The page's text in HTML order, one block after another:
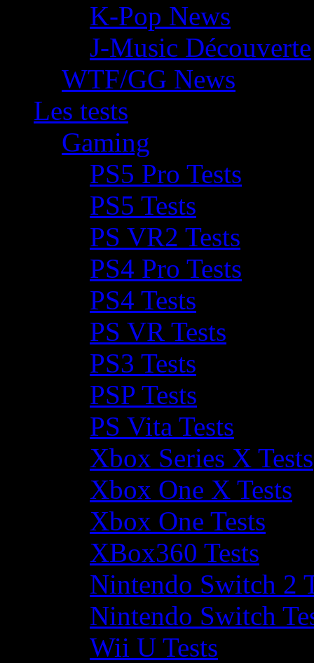
K-Pop News
J-Music Découverte
WTF/GG News
Les tests
Gaming
PS5 Pro Tests
PS5 Tests
PS VR2 Tests
PS4 Pro Tests
PS4 Tests
PS VR Tests
PS3 Tests
PSP Tests
PS Vita Tests
Xbox Series X Tests
Xbox One X Tests
Xbox One Tests
XBox360 Tests
Nintendo Switch 2
Nintendo Switch
Wii U Tests